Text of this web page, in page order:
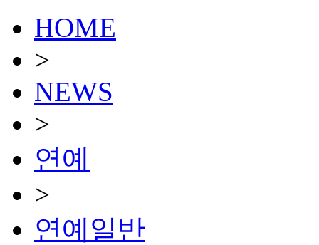
HOME
>
NEWS
>
연예
>
연예일반